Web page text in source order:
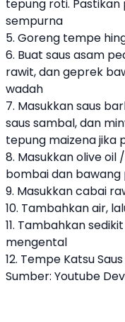
tepung roti.
sempurna
5. Goreng tempe
6. Buat saus asam
rawit, dan geprek
wadah
7. Masukkan saus
saus sambal, dan
tepung maizena jika
8. Masukkan olive
bombai dan
9. Masukkan cabai
10. Tambahkan air,
11. Tambahkan
mengental
12. Tempe Katsu
Sumber: Youtube